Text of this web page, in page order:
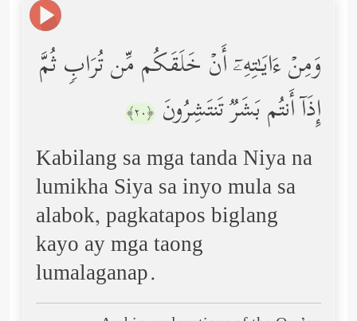
وَمِنۡ ءَایَـٰتِهِۦۤ أَنۡ خَلَقَكُم مِّن تُرَابࣲ ثُمَّ
إِذَاۤ أَنتُم بَشَرࣱ تَنتَشِرُونَ ﴿٢٠﴾
Kabilang sa mga tanda Niya na
lumikha Siya sa inyo mula sa
alabok, pagkatapos biglang
kayo ay mga taong
lumalaganap.